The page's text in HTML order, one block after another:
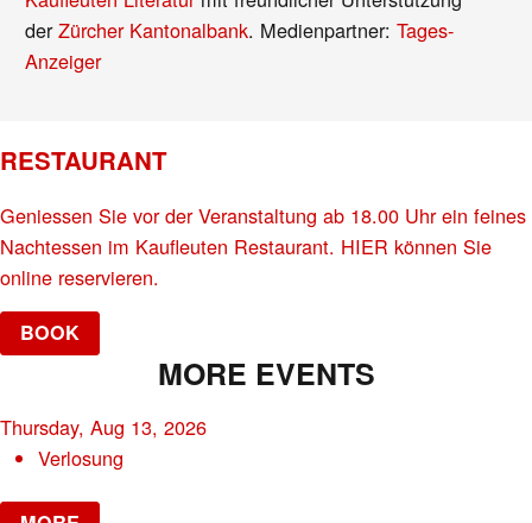
derZürcher Kantonalbank. Medienpartner:Tages-
Anzeiger
RESTAURANT
Geniessen Sie vor der Veranstaltung ab 18.00 Uhr ein feines
Nachtessen im Kaufleuten Restaurant. HIER können Sie
online reservieren.
BOOK
MORE EVENTS
Thursday, Aug 13, 2026
Verlosung